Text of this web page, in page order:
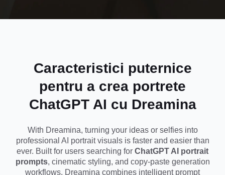
sunt necesare abilități de editare - trebuie doar să
Caracteristici puternice
pentru a crea portrete
ChatGPT AI cu Dreamina
With Dreamina, turning your ideas or selfies into
professional AI portrait visuals is faster and easier than
ever. Built for users searching for ChatGPT AI portrait
prompts, cinematic styling, and copy-paste generation
workflows, Dreamina combines intelligent prompt